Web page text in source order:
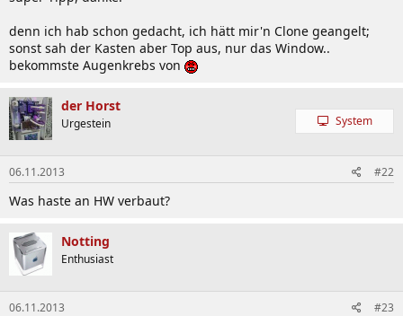
denn ich hab schon gedacht, ich hätt mir'n Clone geangelt;
sonst sah der Kasten aber Top aus, nur das Window..
bekommste Augenkrebs von
der Horst
Urgestein System
06.11.2013 #22
Was haste an HW verbaut?
Notting
Enthusiast
06.11.2013 #23